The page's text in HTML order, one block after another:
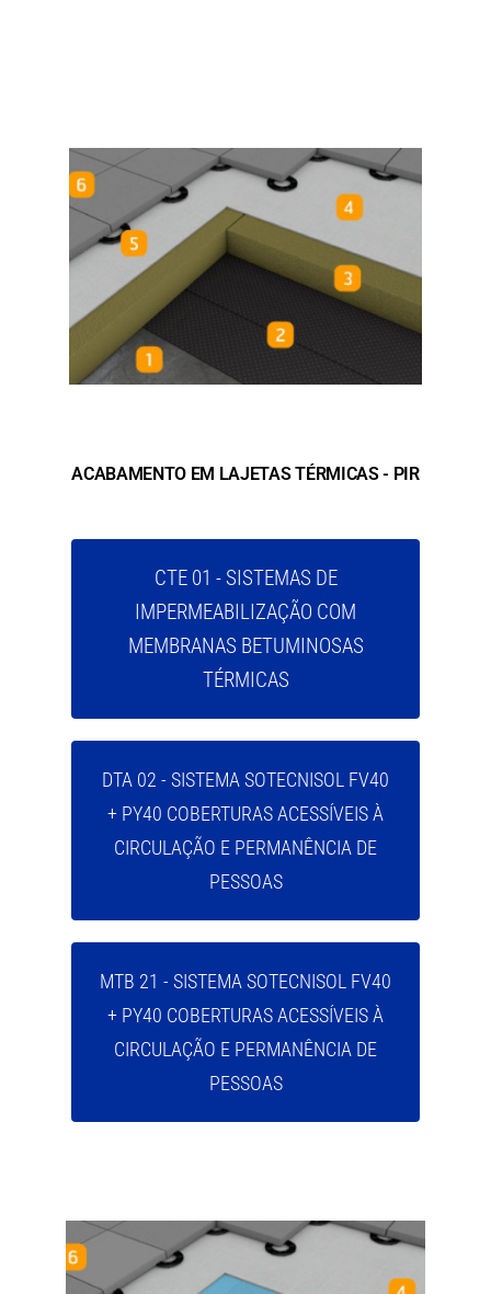
ACABAMENTO EM LAJETAS TÉRMICAS - PIR
CTE 01 - SISTEMAS DE
IMPERMEABILIZAÇÃO COM
MEMBRANAS BETUMINOSAS
TÉRMICAS
DTA 02 - SISTEMA SOTECNISOL FV40
+ PY40 COBERTURAS ACESSÍVEIS À
CIRCULAÇÃO E PERMANÊNCIA DE
PESSOAS
MTB 21 - SISTEMA SOTECNISOL FV40
+ PY40 COBERTURAS ACESSÍVEIS À
CIRCULAÇÃO E PERMANÊNCIA DE
PESSOAS